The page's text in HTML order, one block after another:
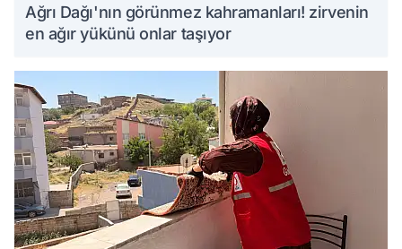
Ağrı Dağı'nın görünmez kahramanları! zirvenin
en ağır yükünü onlar taşıyor